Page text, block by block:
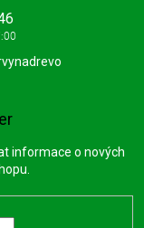
informace o nových